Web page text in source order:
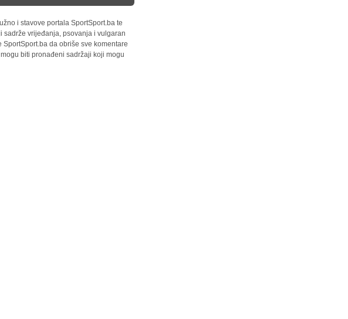
i stavove portala SportSport.ba te
sadrže vrijeđanja, psovanja i vulgaran
da obriše sve komentare
biti pronađeni sadržaji koji mogu